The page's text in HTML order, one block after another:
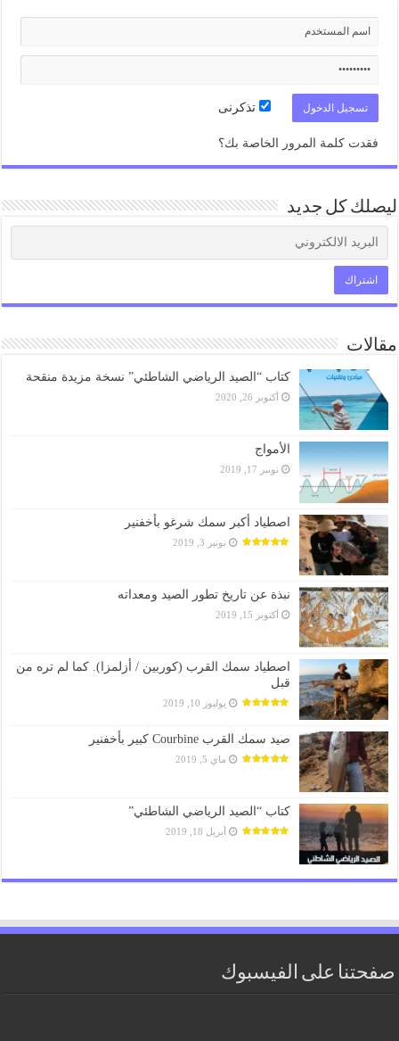
تذكرنى
فقدت كلمة المرور الخاصة بك؟
ليصلك كل جديد
مقالات
كتاب “الصيد الرياضي الشاطئي” نسخة مزيدة منقحة
أكتوبر 26, 2020
الأمواج
نونبر 17, 2019
اصطياد أكبر سمك شرغو بأخفنير
نونبر 3, 2019
نبذة عن تاريخ تطور الصيد ومعداته
أكتوبر 15, 2019
اصطياد سمك القرب (كوربين / أزلمزا). كما لم تره من
قبل
يوليوز 10, 2019
صيد سمك القرب Courbine كبير بأخفنير
ماي 5, 2019
كتاب “الصيد الرياضي الشاطئي”
أبريل 18, 2019
صفحتنا على الفيسبوك